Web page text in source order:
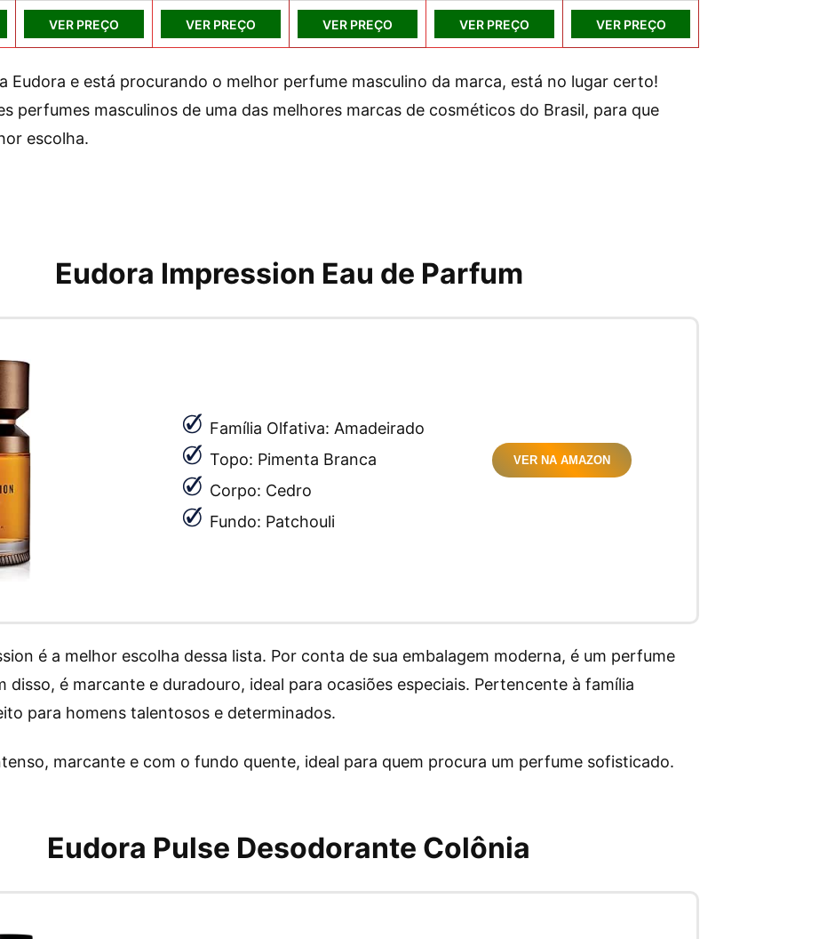
VER PREÇO VER PREÇO VER PREÇO VER PREÇO VER PREÇO
Eudora e está procurando o melhor perfume masculino da marca, está no lugar certo!
perfumes masculinos de uma das melhores marcas de cosméticos do Brasil, para que
escolha.
Eudora Impression Eau de Parfum
Família Olfativa: Amadeirado
Topo: Pimenta Branca
Corpo: Cedro
Fundo: Patchouli
VER NA AMAZON
é a melhor escolha dessa lista. Por conta de sua embalagem moderna, é um perfume
disso, é marcante e duradouro, ideal para ocasiões especiais. Pertencente à família
para homens talentosos e determinados.
marcante e com o fundo quente, ideal para quem procura um perfume sofisticado.
Eudora Pulse Desodorante Colônia